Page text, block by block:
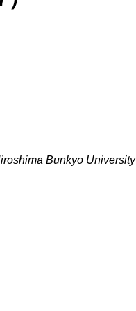
Bunkyo University